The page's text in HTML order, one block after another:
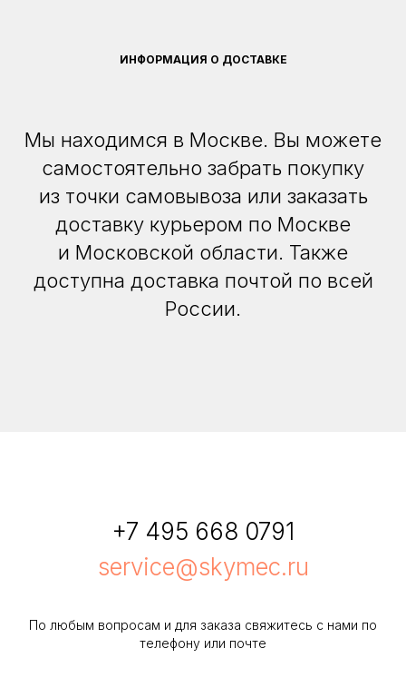
ИНФОРМАЦИЯ О ДОСТАВКЕ
Мы находимся в Москве. Вы можете
самостоятельно забрать покупку
из точки самовывоза или заказать
доставку курьером по Москве
и Московской области. Также
доступна доставка почтой по всей
России.
+7 495 668 0791
service@skymec.ru
По любым вопросам и для заказа свяжитесь с нами по
телефону или почте